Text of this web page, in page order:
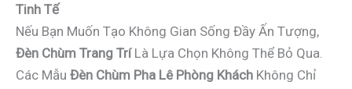
Tinh Tế
Nếu Bạn Muốn Tạo Không Gian Sống Đầy Ấn Tượng,
Đèn Chùm Trang TríLà Lựa Chọn Không Thể Bỏ Qua.
Các Mẫu Đèn Chùm Pha Lê Phòng Khách Không Chỉ